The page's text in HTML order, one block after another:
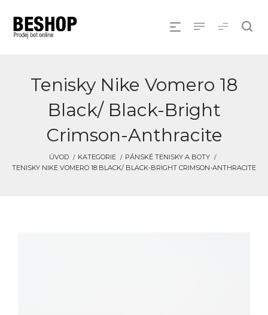
Tenisky Nike Vomero 18
Black/ Black-Bright
Crimson-Anthracite
ÚVOD KATEGORIE
PÁNSKÉ TENISKY A BOTY
TENISKY NIKE VOMERO 18 BLACK/ BLACK-BRIGHT CRIMSON-ANTHRACITE